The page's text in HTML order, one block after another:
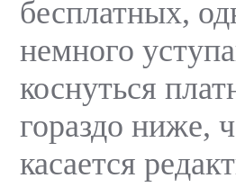
бесплатных,
немного
коснуться
гораздо ниже,
касается